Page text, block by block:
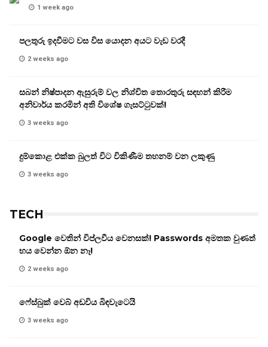
1 week ago
පලතුරු ඉදවීමට වස විස යොදන අයට වැඩ වරදී
2 weeks ago
සබන් නිෂ්පාදන ඇසුරුම් වල නිශ්චිත තොරතුරු සඳහන් කිරීම
අනිවාර්ය කරමින් අති විශේෂ ගැසට්ටුවක්!
3 weeks ago
දුම්කොළ එක්ක බුලත් විට විකිණීම තහනම් වන ලකුණු
3 weeks ago
TECH
Google වෙතින් විප්ලවීය වෙනසක්! Passwords අමතක වුණත්
භය වෙන්න ඕන නෑ!
2 weeks ago
ෆේස්බුක් වෙබ් අඩවිය බිඳවැටෙයි
3 weeks ago